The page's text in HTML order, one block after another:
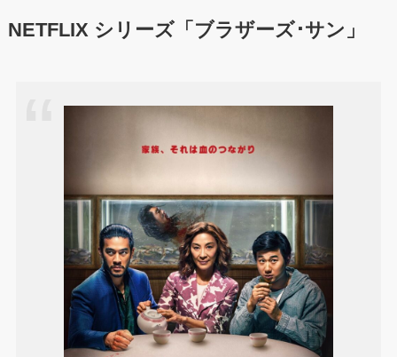
NETFLIX シリーズ「ブラザーズ･サン」